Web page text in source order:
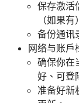
保存激活
（如果有
备份通讯
网络与账户
确保你在
好、可登
准备好新